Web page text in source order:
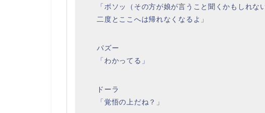
「ボソッ（その方が娘が言うこと聞くかもしれな
二度とここへは帰れなくなるよ」
パズー
「わかってる」
ドーラ
「覚悟の上だね？」